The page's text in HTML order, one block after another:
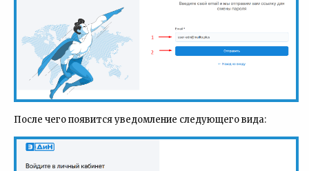
После чего появится уведомление следующего вида: